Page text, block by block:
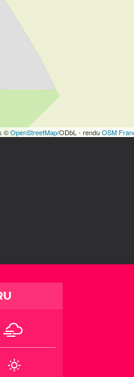
©OpenStreetMap/ODbL - renduOSM